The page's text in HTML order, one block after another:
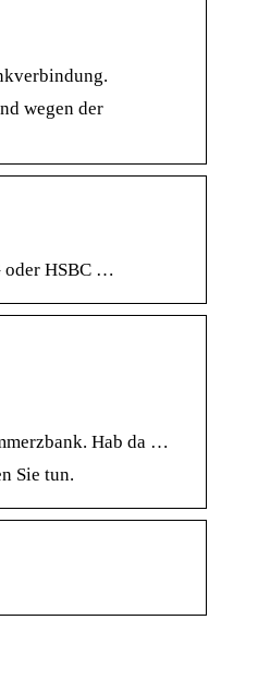
wegen der
oder HSBC …
Hab da …
Sie tun.